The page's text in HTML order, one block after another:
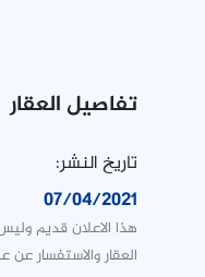
تفاصيل العقار
تاريخ النشر:
07/04/2021
هذا الاعلان قديم
العقار والاستفسار عن